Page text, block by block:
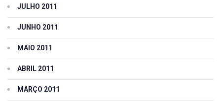
JULHO 2011
JUNHO 2011
MAIO 2011
ABRIL 2011
MARÇO 2011